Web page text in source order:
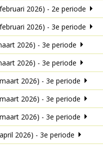
2026) - 2e periode
2026) - 3e periode
2026) - 3e periode
2026) - 3e periode
2026) - 3e periode
2026) - 3e periode
2026) - 3e periode
2026) - 3e periode